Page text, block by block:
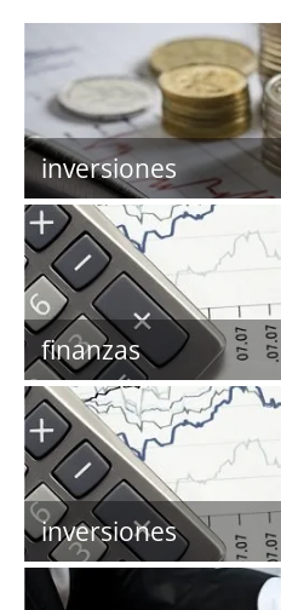
inversiones
finanzas
inversiones